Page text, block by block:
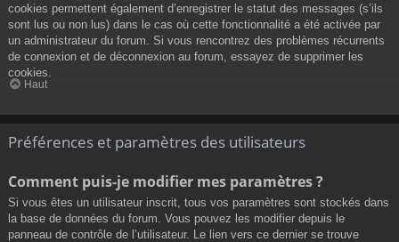
cookies permettent également d’enregistrer le statut des messages (s’ils
sont lus ou non lus) dans le cas où cette fonctionnalité a été activée par
un administrateur du forum. Si vous rencontrez des problèmes récurrents
de connexion et de déconnexion au forum, essayez de supprimer les
cookies.
Haut
Préférences et paramètres des utilisateurs
Comment puis-je modifier mes paramètres ?
Si vous êtes un utilisateur inscrit, tous vos paramètres sont stockés dans
la base de données du forum. Vous pouvez les modifier depuis le
panneau de contrôle de l’utilisateur. Le lien vers ce dernier se trouve